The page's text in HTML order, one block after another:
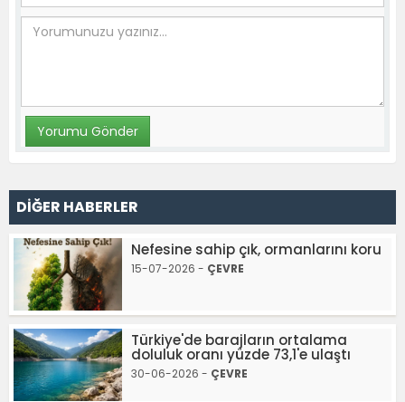
DİĞER HABERLER
Nefesine sahip çık, ormanlarını koru
15-07-2026 - ÇEVRE
Türkiye'de barajların ortalama
doluluk oranı yüzde 73,1'e ulaştı
30-06-2026 - ÇEVRE